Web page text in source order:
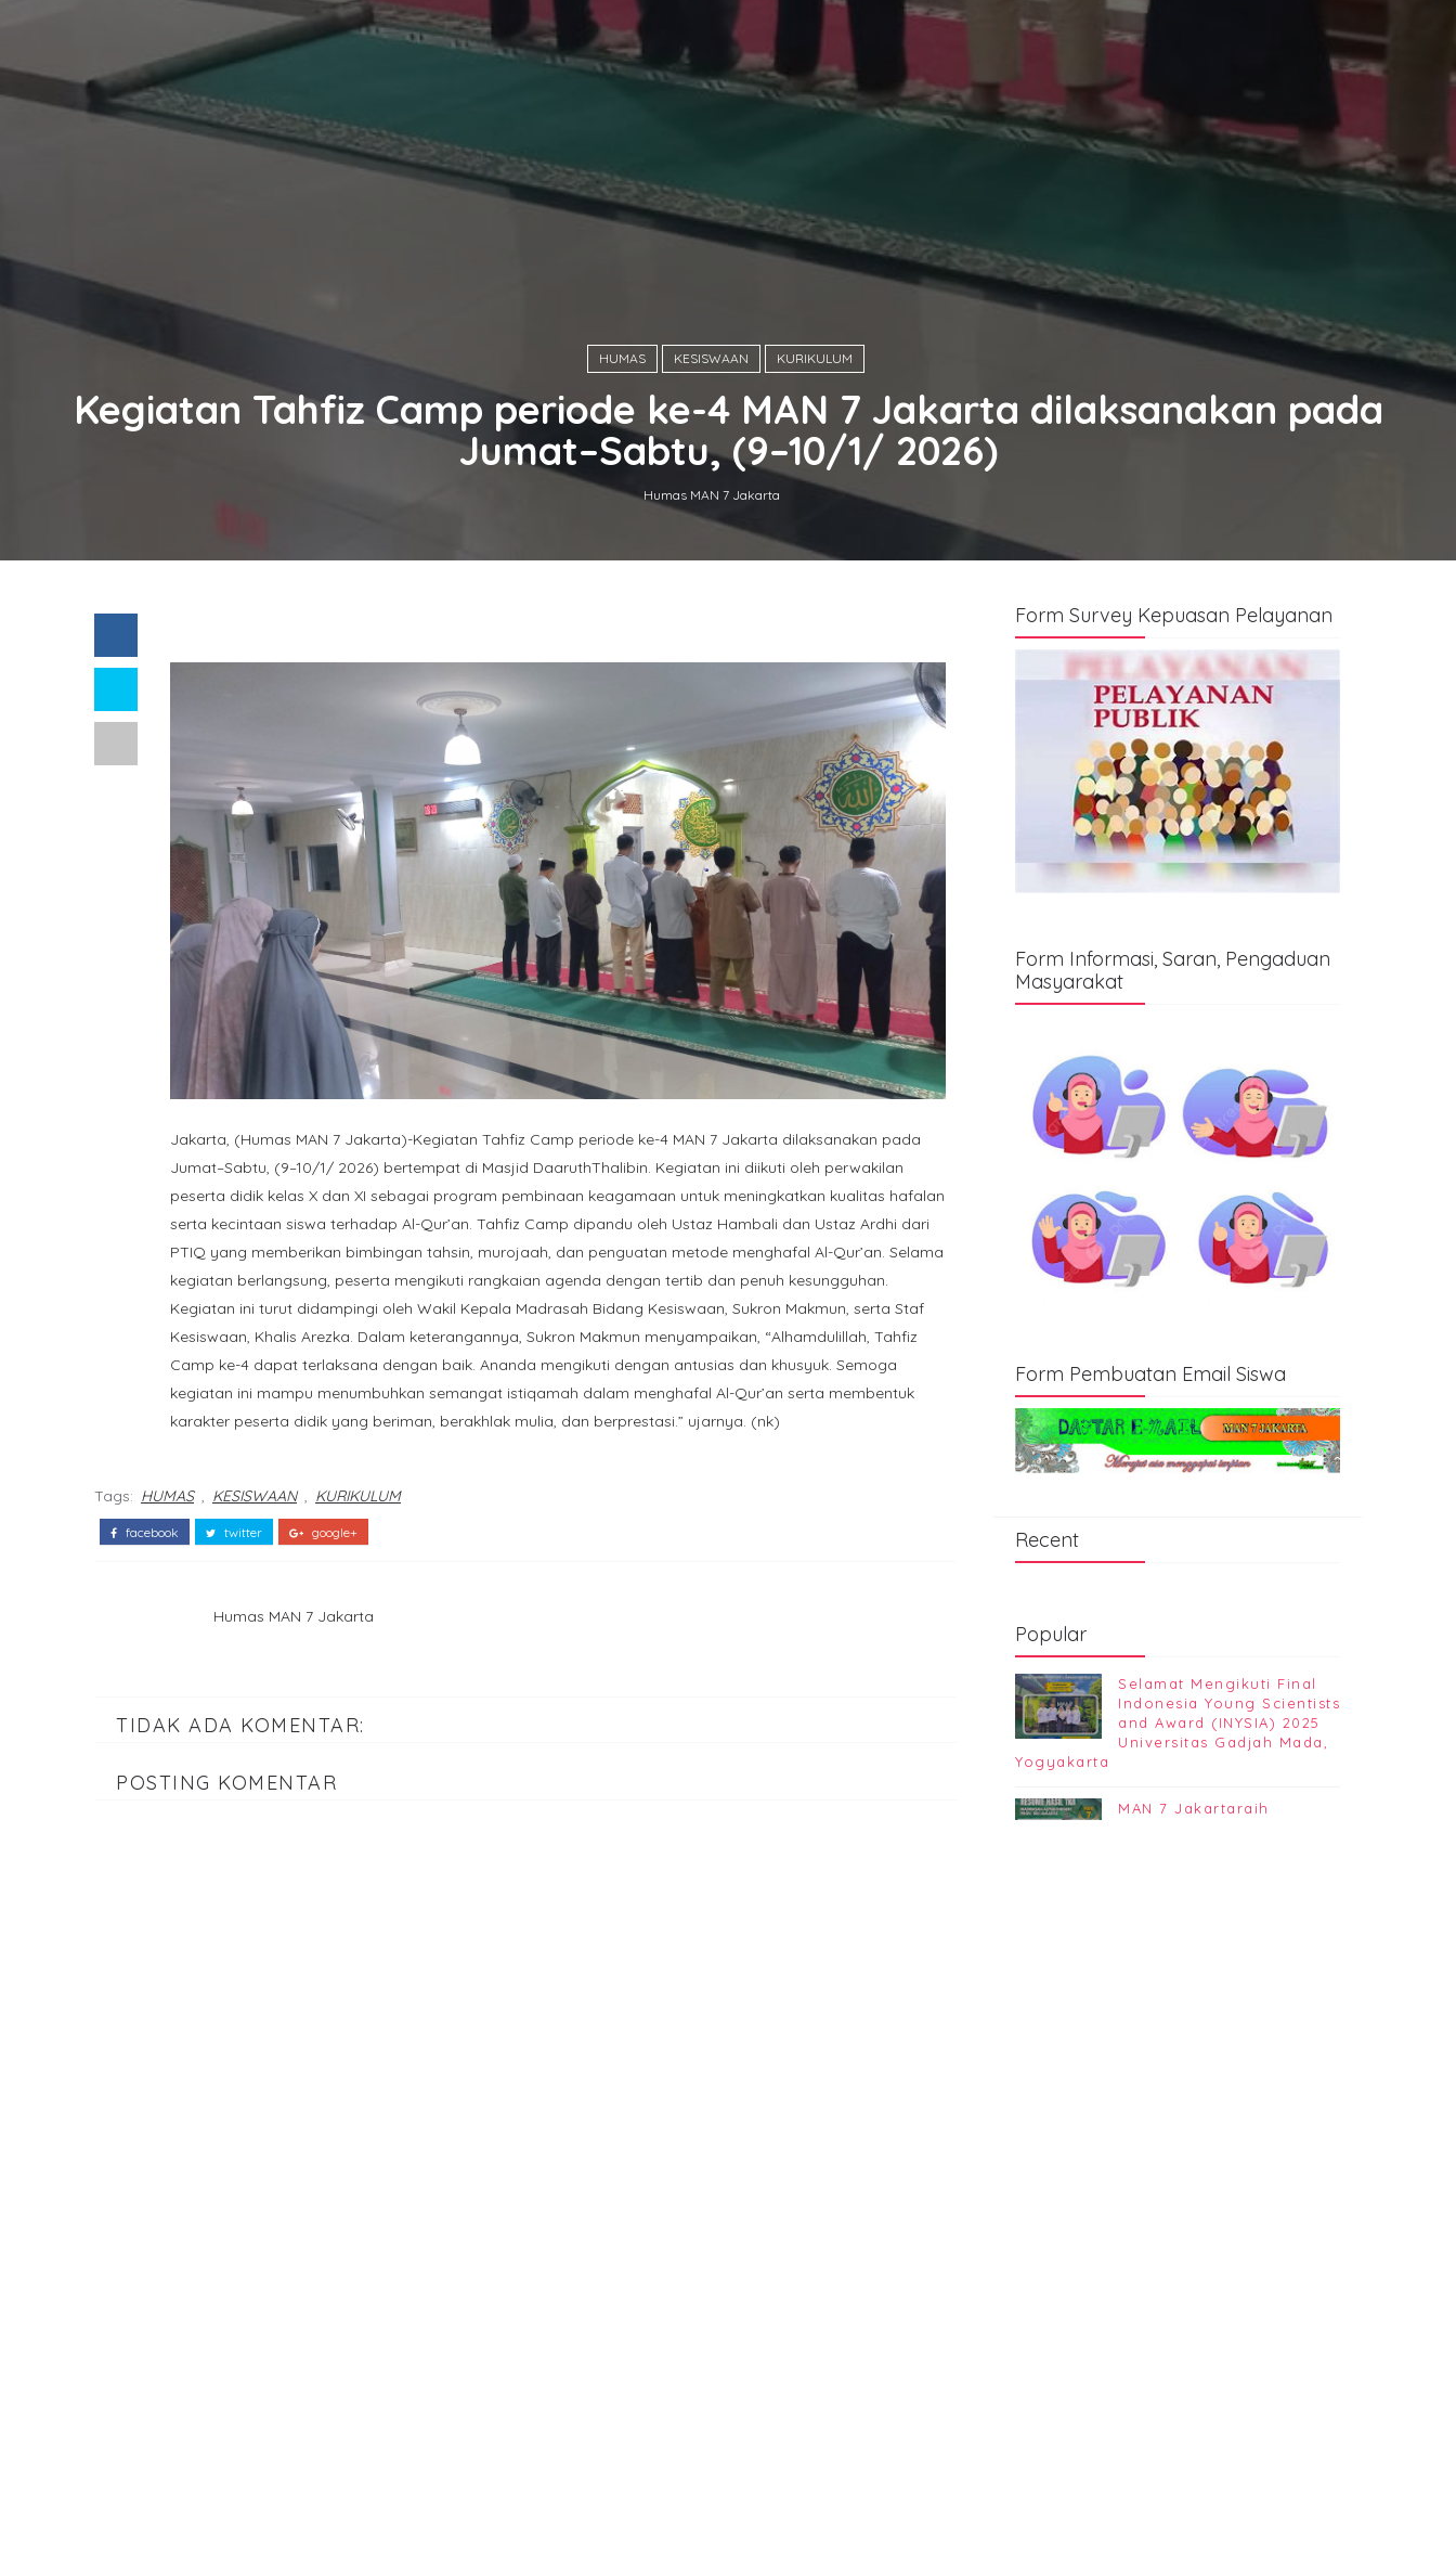
HUMAS KESISWAAN KURIKULUM
Kegiatan Tahfiz Camp periode ke-4 MAN 7 Jakarta dilaksanakan pada
Jumat–Sabtu, (9–10/1/ 2026)
Humas MAN 7 Jakarta
Jakarta, (Humas MAN 7 Jakarta)-Kegiatan Tahfiz Camp periode ke-4 MAN 7 Jakarta dilaksanakan pada
Jumat–Sabtu, (9–10/1/ 2026) bertempat di Masjid DaaruthThalibin. Kegiatan ini diikuti oleh perwakilan
peserta didik kelas X dan XI sebagai program pembinaan keagamaan untuk meningkatkan kualitas hafalan
serta kecintaan siswa terhadap Al-Qur’an. Tahfiz Camp dipandu oleh Ustaz Hambali dan Ustaz Ardhi dari
PTIQ yang memberikan bimbingan tahsin, murojaah, dan penguatan metode menghafal Al-Qur’an. Selama
kegiatan berlangsung, peserta mengikuti rangkaian agenda dengan tertib dan penuh kesungguhan.
Kegiatan ini turut didampingi oleh Wakil Kepala Madrasah Bidang Kesiswaan, Sukron Makmun, serta Staf
Kesiswaan, Khalis Arezka. Dalam keterangannya, Sukron Makmun menyampaikan, “Alhamdulillah, Tahfiz
Camp ke-4 dapat terlaksana dengan baik. Ananda mengikuti dengan antusias dan khusyuk. Semoga
kegiatan ini mampu menumbuhkan semangat istiqamah dalam menghafal Al-Qur’an serta membentuk
karakter peserta didik yang beriman, berakhlak mulia, dan berprestasi.” ujarnya. (nk)
Tags: HUMAS KESISWAAN KURIKULUM
facebook twitter google+
Humas MAN 7 Jakarta
TIDAK ADA KOMENTAR:
POSTING KOMENTAR
Form Survey Kepuasan Pelayanan
Form Informasi, Saran, Pengaduan
Masyarakat
Form Pembuatan Email Siswa
Recent
Popular
Selamat Mengikuti Final
Indonesia Young Scientists
and Award (INYSIA) 2025
Universitas Gadjah Mada,
Yogyakarta
MAN 7 Jakartaraih